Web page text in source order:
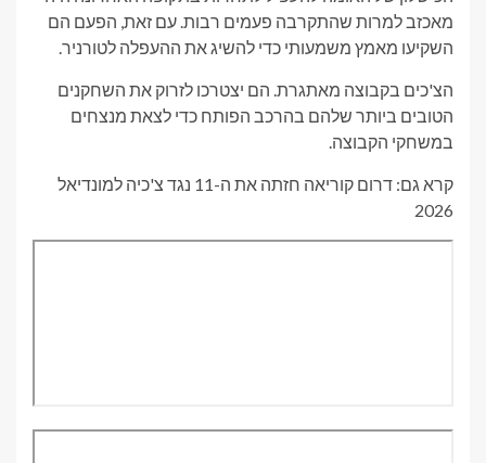
מאכזב למרות שהתקרבה פעמים רבות. עם זאת, הפעם הם
השקיעו מאמץ משמעותי כדי להשיג את ההעפלה לטורניר.
הצ'כים בקבוצה מאתגרת. הם יצטרכו לזרוק את השחקנים
הטובים ביותר שלהם בהרכב הפותח כדי לצאת מנצחים
במשחקי הקבוצה.
קרא גם: דרום קוריאה חזתה את ה-11 נגד צ'כיה למונדיאל
2026